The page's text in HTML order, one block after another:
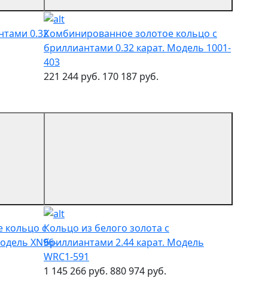
0.32Комбинированное золотое кольцо с
бриллиантами 0.32 карат. Модель 1001-
403
221 244 руб. 170 187 руб.
кольцо с
XN96-
Кольцо из белого золота с
бриллиантами 2.44 карат. Модель
WRC1-591
1 145 266 руб. 880 974 руб.